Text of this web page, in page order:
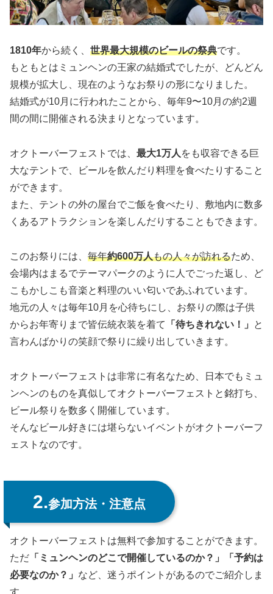
1810年から続く、 世界最大規模のビールの祭典です。
もともとはミュンヘンの王家の結婚式でしたが、どんどん
規模が拡大し、現在のようなお祭りの形になりました。
結婚式が10月に行われたことから、毎年9〜10月の約2週
間の間に開催される決まりとなっています。
オクトーバーフェストでは、 最大1万人 をも収容できる巨
大なテントで、ビールを飲んだり料理を食べたりすること
ができます。
また、テントの外の屋台でご飯を食べたり、敷地内に数多
くあるアトラクションを楽しんだりすることもできます。
このお祭りには、 毎年約600万人もの人々が訪れるため、
会場内はまるでテーマパークのように人でごった返し、ど
こもかしこも音楽と料理のいい匂いであふれています。
地元の人々は毎年10月を心待ちにし、お祭りの際は子供
からお年寄りまで皆伝統衣装を着て
「待ちきれない！」
と
言わんばかりの笑顔で祭りに繰り出していきます。
オクトーバーフェストは非常に有名なため、日本でもミュ
ンヘンのものを真似してオクトーバーフェストと銘打ち、
ビール祭りを数多く開催しています。
そんなビール好きには堪らないイベントがオクトーバーフ
ェストなのです。
2.参加方法・注意点
オクトーバーフェストは無料で参加することができます。
ただ 「ミュンヘンのどこで開催しているのか？」「予約は
必要なのか？」 など、迷うポイントがあるのでご紹介しま
す。